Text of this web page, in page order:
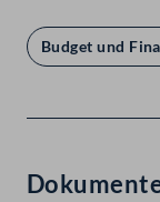
Budget und